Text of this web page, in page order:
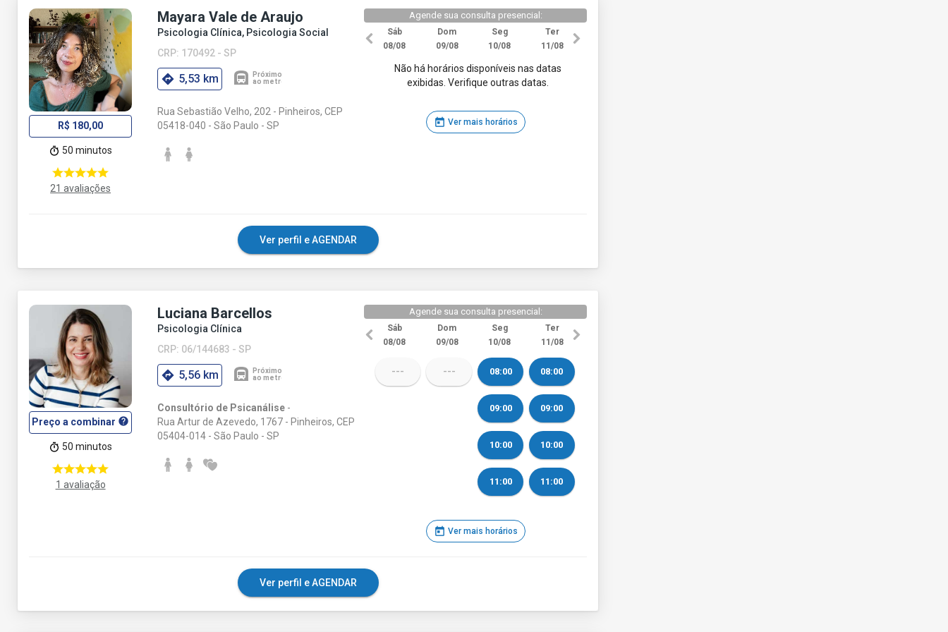
R$ 180,00
50 minutos
21 avaliações
Mayara Vale de Araujo
Psicologia Clínica, Psicologia Social
CRP: 170492 - SP
5,53 km
Rua Sebastião Velho, 202 - Pinheiros, CEP
05418-040 - São Paulo - SP
Agende sua consulta presencial:
Sáb
08/08
Dom
09/08
Seg
10/08
Ter
11/08
Não há horários disponíveis nas datas
exibidas. Verifique outras datas.
today Ver mais horários
Ver perfil e AGENDAR
Preço a combinar help
50 minutos
1 avaliação
Luciana Barcellos
Psicologia Clínica
CRP: 06/144683 - SP
5,56 km
Consultório de Psicanálise -
Rua Artur de Azevedo, 1767 - Pinheiros, CEP
05404-014 - São Paulo - SP
Agende sua consulta presencial:
Sáb
08/08
Dom
09/08
Seg
10/08
Ter
11/08
--- --- 08:00
09:00
10:00
11:00
08:00
09:00
10:00
11:00
today Ver mais horários
Ver perfil e AGENDAR